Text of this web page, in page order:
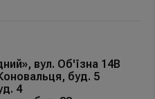
вул. Об'їзна 14В
буд. 5
4